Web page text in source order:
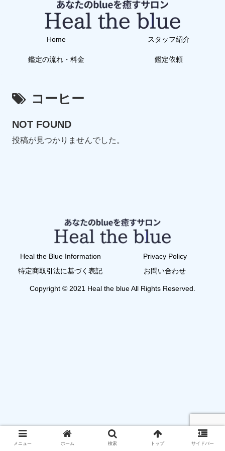
Home スタッフ紹介
鑑定の流れ・料金 鑑定依頼
コーヒー
NOT FOUND
投稿が見つかりませんでした。
Heal the Blue Information
Privacy Policy
特定商取引法に基づく表記
お問い合わせ
Copyright © 2021 Heal the blue All Rights Reserved.
メニュー ホーム 検索 トップ サイドバー